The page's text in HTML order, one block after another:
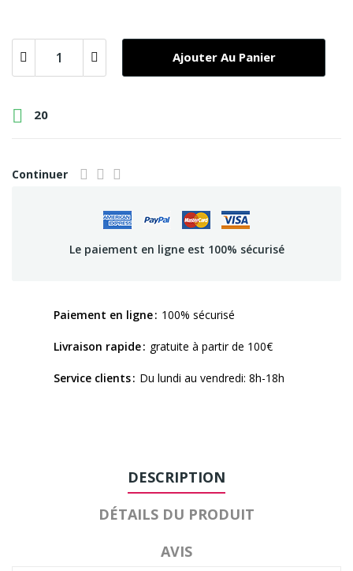
Ajouter Au Panier
 20
Continuer
Le paiement en ligne est 100% sécurisé
Paiement en ligne 100% sécurisé
Livraison rapide gratuite à partir de 100€
Service clients Du lundi au vendredi: 8h-18h
DESCRIPTION
DÉTAILS DU PRODUIT
AVIS